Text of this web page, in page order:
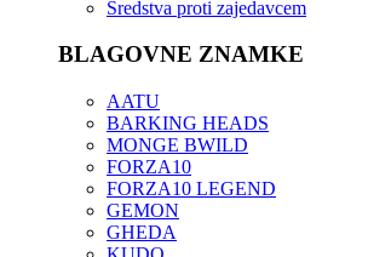
Sredstva proti zajedavcem
BLAGOVNE ZNAMKE
AATU
BARKING HEADS
MONGE BWILD
FORZA10
FORZA10 LEGEND
GEMON
GHEDA